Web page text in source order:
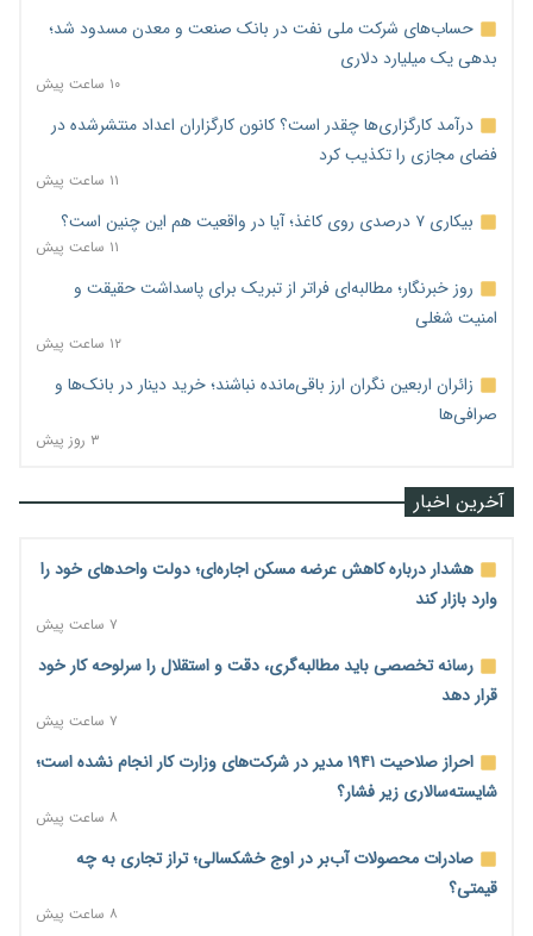
حساب‌های شرکت ملی نفت در بانک صنعت و معدن مسدود شد؛
بدهی یک میلیارد دلاری
۱۰ ساعت پیش
درآمد کارگزاری‌ها چقدر است؟ کانون کارگزاران اعداد منتشرشده در
فضای مجازی را تکذیب کرد
۱۱ ساعت پیش
بیکاری ۷ درصدی روی کاغذ؛ آیا در واقعیت هم این چنین است؟
۱۱ ساعت پیش
روز خبرنگار؛ مطالبه‌ای فراتر از تبریک برای پاسداشت حقیقت و
امنیت شغلی
۱۲ ساعت پیش
زائران اربعین نگران ارز باقی‌مانده نباشند؛ خرید دینار در بانک‌ها و
صرافی‌ها
۳ روز پیش
آخرین اخبار
هشدار درباره کاهش عرضه مسکن اجاره‌ای؛ دولت واحدهای خود را
وارد بازار کند
۷ ساعت پیش
رسانه تخصصی باید مطالبه‌گری، دقت و استقلال را سرلوحه کار خود
قرار دهد
۷ ساعت پیش
احراز صلاحیت ۱۹۴۱ مدیر در شرکت‌های وزارت کار انجام نشده است؛
شایسته‌سالاری زیر فشار؟
۸ ساعت پیش
صادرات محصولات آب‌بر در اوج خشکسالی؛ تراز تجاری به چه
قیمتی؟
۸ ساعت پیش